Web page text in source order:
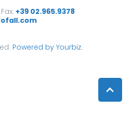
Fax: +39 02.965.9378
Powered by Yourbiz.